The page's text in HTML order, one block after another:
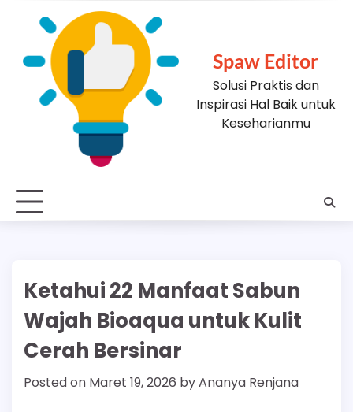
Spaw Editor
Solusi Praktis dan
Inspirasi Hal Baik untuk
Keseharianmu
Ketahui 22 Manfaat Sabun
Wajah Bioaqua untuk Kulit
Cerah Bersinar
Posted on Maret 19, 2026 byAnanya Renjana